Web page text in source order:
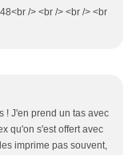
/> <br /> <br /> <br
! J'en prend un tas avec
qu'on s'est offert avec
imprime pas souvent,